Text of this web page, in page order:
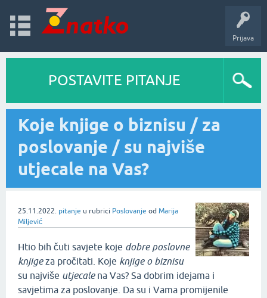
Prijava
POSTAVITE PITANJE
Koje knjige o biznisu / za
poslovanje / su najviše
utjecale na Vas?
25.11.2022. pitanje u rubrici Poslovanje od Marija
Miljević
Htio bih čuti savjete koje dobre poslovne
knjigeza pročitati. Koje knjige o biznisu
su najviše utjecalena Vas? Sa dobrim idejama i
savjetima za poslovanje. Da su i Vama promijenile